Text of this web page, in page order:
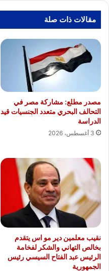
مقالات ذات صلة
مصدر مطلع: مشاركة مصر في
التحالف البحري متعدد الجنسيات قيد
الدراسة
3 أغسطس، 2026
نقيب معلمين دير مو اس يتقدم
بخالص التهاني والشكر لفخامة
الرئيس عبد الفتاح السيسي رئيس
الجمهورية